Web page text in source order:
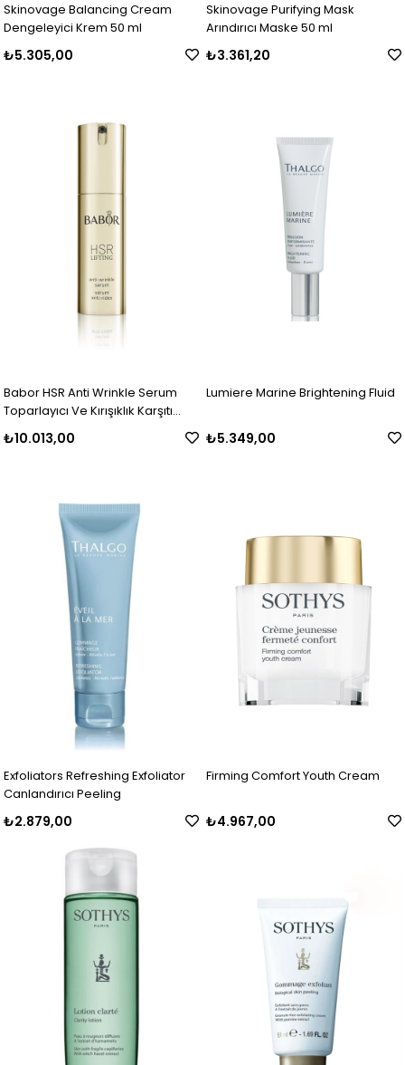
Skinovage Balancing Cream
Dengeleyici Krem 50 ml
₺5.305,00
Skinovage Purifying Mask
Arındırıcı Maske 50 ml
₺3.361,20
Babor HSR Anti Wrinkle Serum
Toparlayıcı Ve Kırışıklık Karşıtı
Etkili Anti Aging Serum 30 ml
₺10.013,00
Lumiere Marine Brightening Fluid
₺5.349,00
Exfoliators Refreshing Exfoliator
Canlandırıcı Peeling
₺2.879,00
Firming Comfort Youth Cream
₺4.967,00